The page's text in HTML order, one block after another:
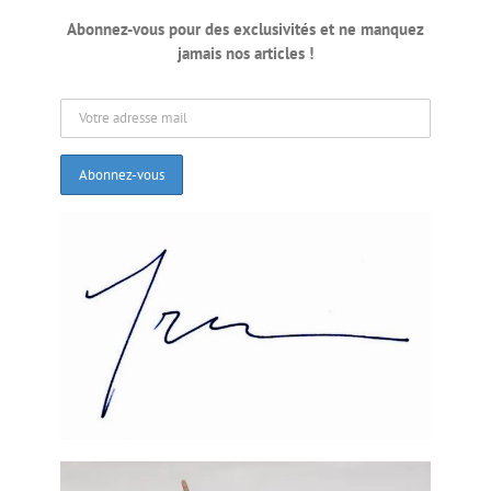
Ce faisant, le prévenu a bêtement confirmé son statut de
un délai raisonnable. C’est tout ce dont a besoin les
Procureurs. Une auto-incrimination qui leur est arrivée
comme un cadeau de la providence. La Juge a écrit dans
son rapport « A government’s inability to arrest a defendant
Une fois ces trois arguments évacués, le 13 janvier 2017,
au nom de leur client, les avocats de Guy Philippe ont
plaidé non-coupable. Comme il est de mise, la Poursuite
a alors déposé ses preuves. C’est là qu’il y a eu un gros
rèl-kay-makorèl
bon. Tèt fè mal sou tèt fè mal.
Quand les preuves ont été déposées, Zeljka Bozanic et
Alan S. Ross, les avocats de Guy Philippe, ont eu
Abonnez-vous pour des exclusivités et ne manquez
jamais nos articles !